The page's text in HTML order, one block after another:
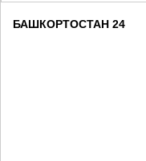
БАШКОРТОСТАН 24